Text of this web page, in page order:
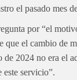
el pasado mes
por “el
que el cambio de
de 2024 no era el
este servicio”.